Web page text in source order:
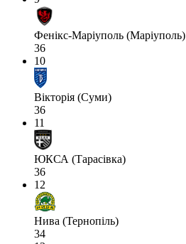
Фенікс-Маріуполь (Маріуполь)
36
10
Вікторія (Суми)
36
11
ЮКСА (Тарасівка)
36
12
Нива (Тернопіль)
34